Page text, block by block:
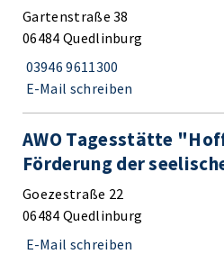
Gartenstraße 38
06484 Quedlinburg
03946 9611300
E-Mail schreiben
AWO Tagesstätte
Förderung der
Goezestraße 22
06484 Quedlinburg
E-Mail schreiben